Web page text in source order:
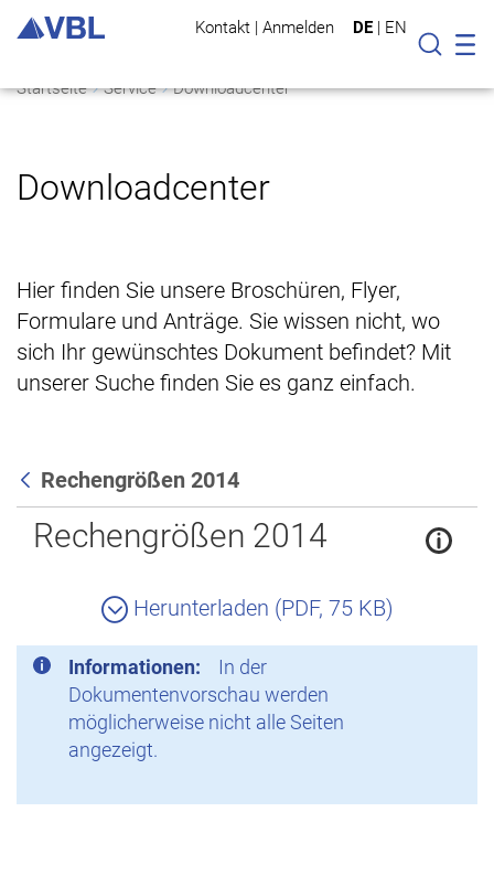
Kontakt | Anmelden DE | EN
Suche
Startseite Service Downloadcenter
Downloadcenter
Hier finden Sie unsere Broschüren, Flyer,
Formulare und Anträge. Sie wissen nicht, wo
sich Ihr gewünschtes Dokument befindet? Mit
unserer Suche finden Sie es ganz einfach.
Zurück
Rechengrößen 2014
Rechengrößen 2014
Herunterladen (PDF, 75 KB)
Informationen:
In der
Dokumentenvorschau werden
möglicherweise nicht alle Seiten
angezeigt.